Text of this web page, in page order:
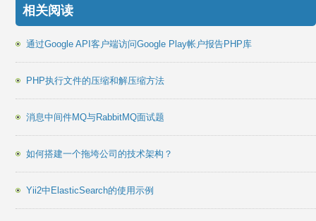
相关阅读
通过Google API客户端访问Google Play帐户报告PHP库
PHP执行文件的压缩和解压缩方法
消息中间件MQ与RabbitMQ面试题
如何搭建一个拖垮公司的技术架构？
Yii2中ElasticSearch的使用示例